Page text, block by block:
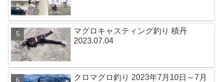
マグロキャスティング釣り 積丹
2023.07.04
クロマグロ釣り 2023年7月10日～7月